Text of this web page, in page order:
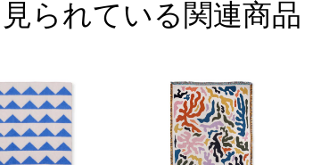
られている関連商品